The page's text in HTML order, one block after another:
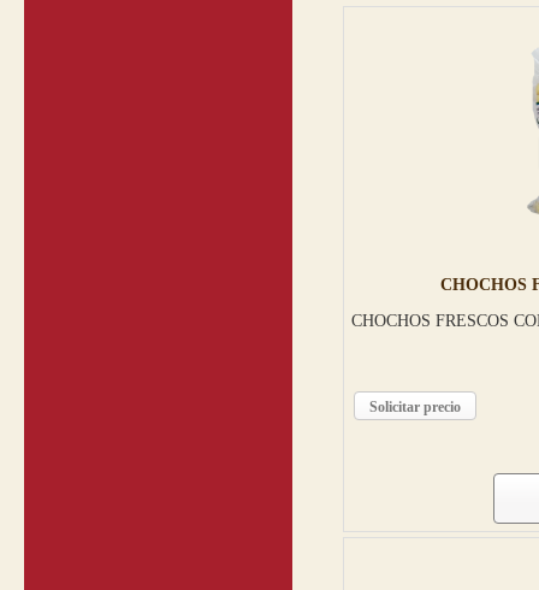
CHOCHOS
CHOCHOS FRESCOS
Solicitar precio